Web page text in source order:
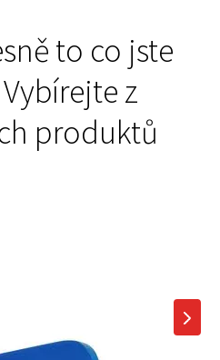
to co jste
z
produktů